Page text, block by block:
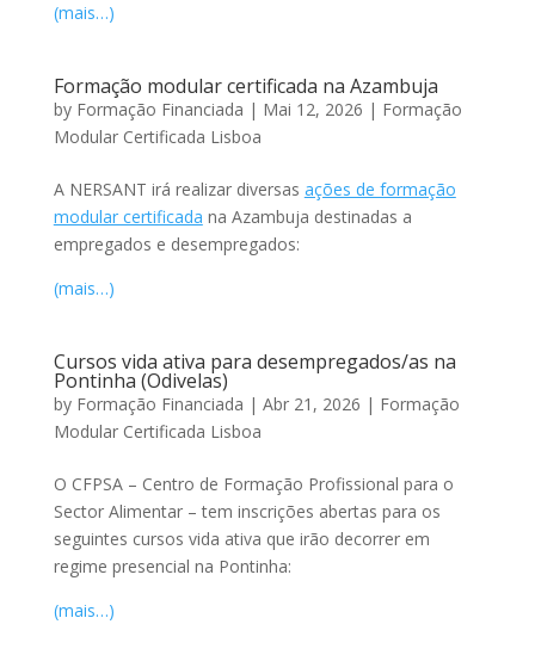
(mais…)
Formação modular certificada na Azambuja
by Formação Financiada | Mai 12, 2026 | Formação
Modular Certificada Lisboa
A NERSANT irá realizar diversas ações de formação
modular certificada na Azambuja destinadas a
empregados e desempregados:
(mais…)
Cursos vida ativa para desempregados/as na
Pontinha (Odivelas)
by Formação Financiada | Abr 21, 2026 | Formação
Modular Certificada Lisboa
O CFPSA – Centro de Formação Profissional para o
Sector Alimentar – tem inscrições abertas para os
seguintes cursos vida ativa que irão decorrer em
regime presencial na Pontinha:
(mais…)